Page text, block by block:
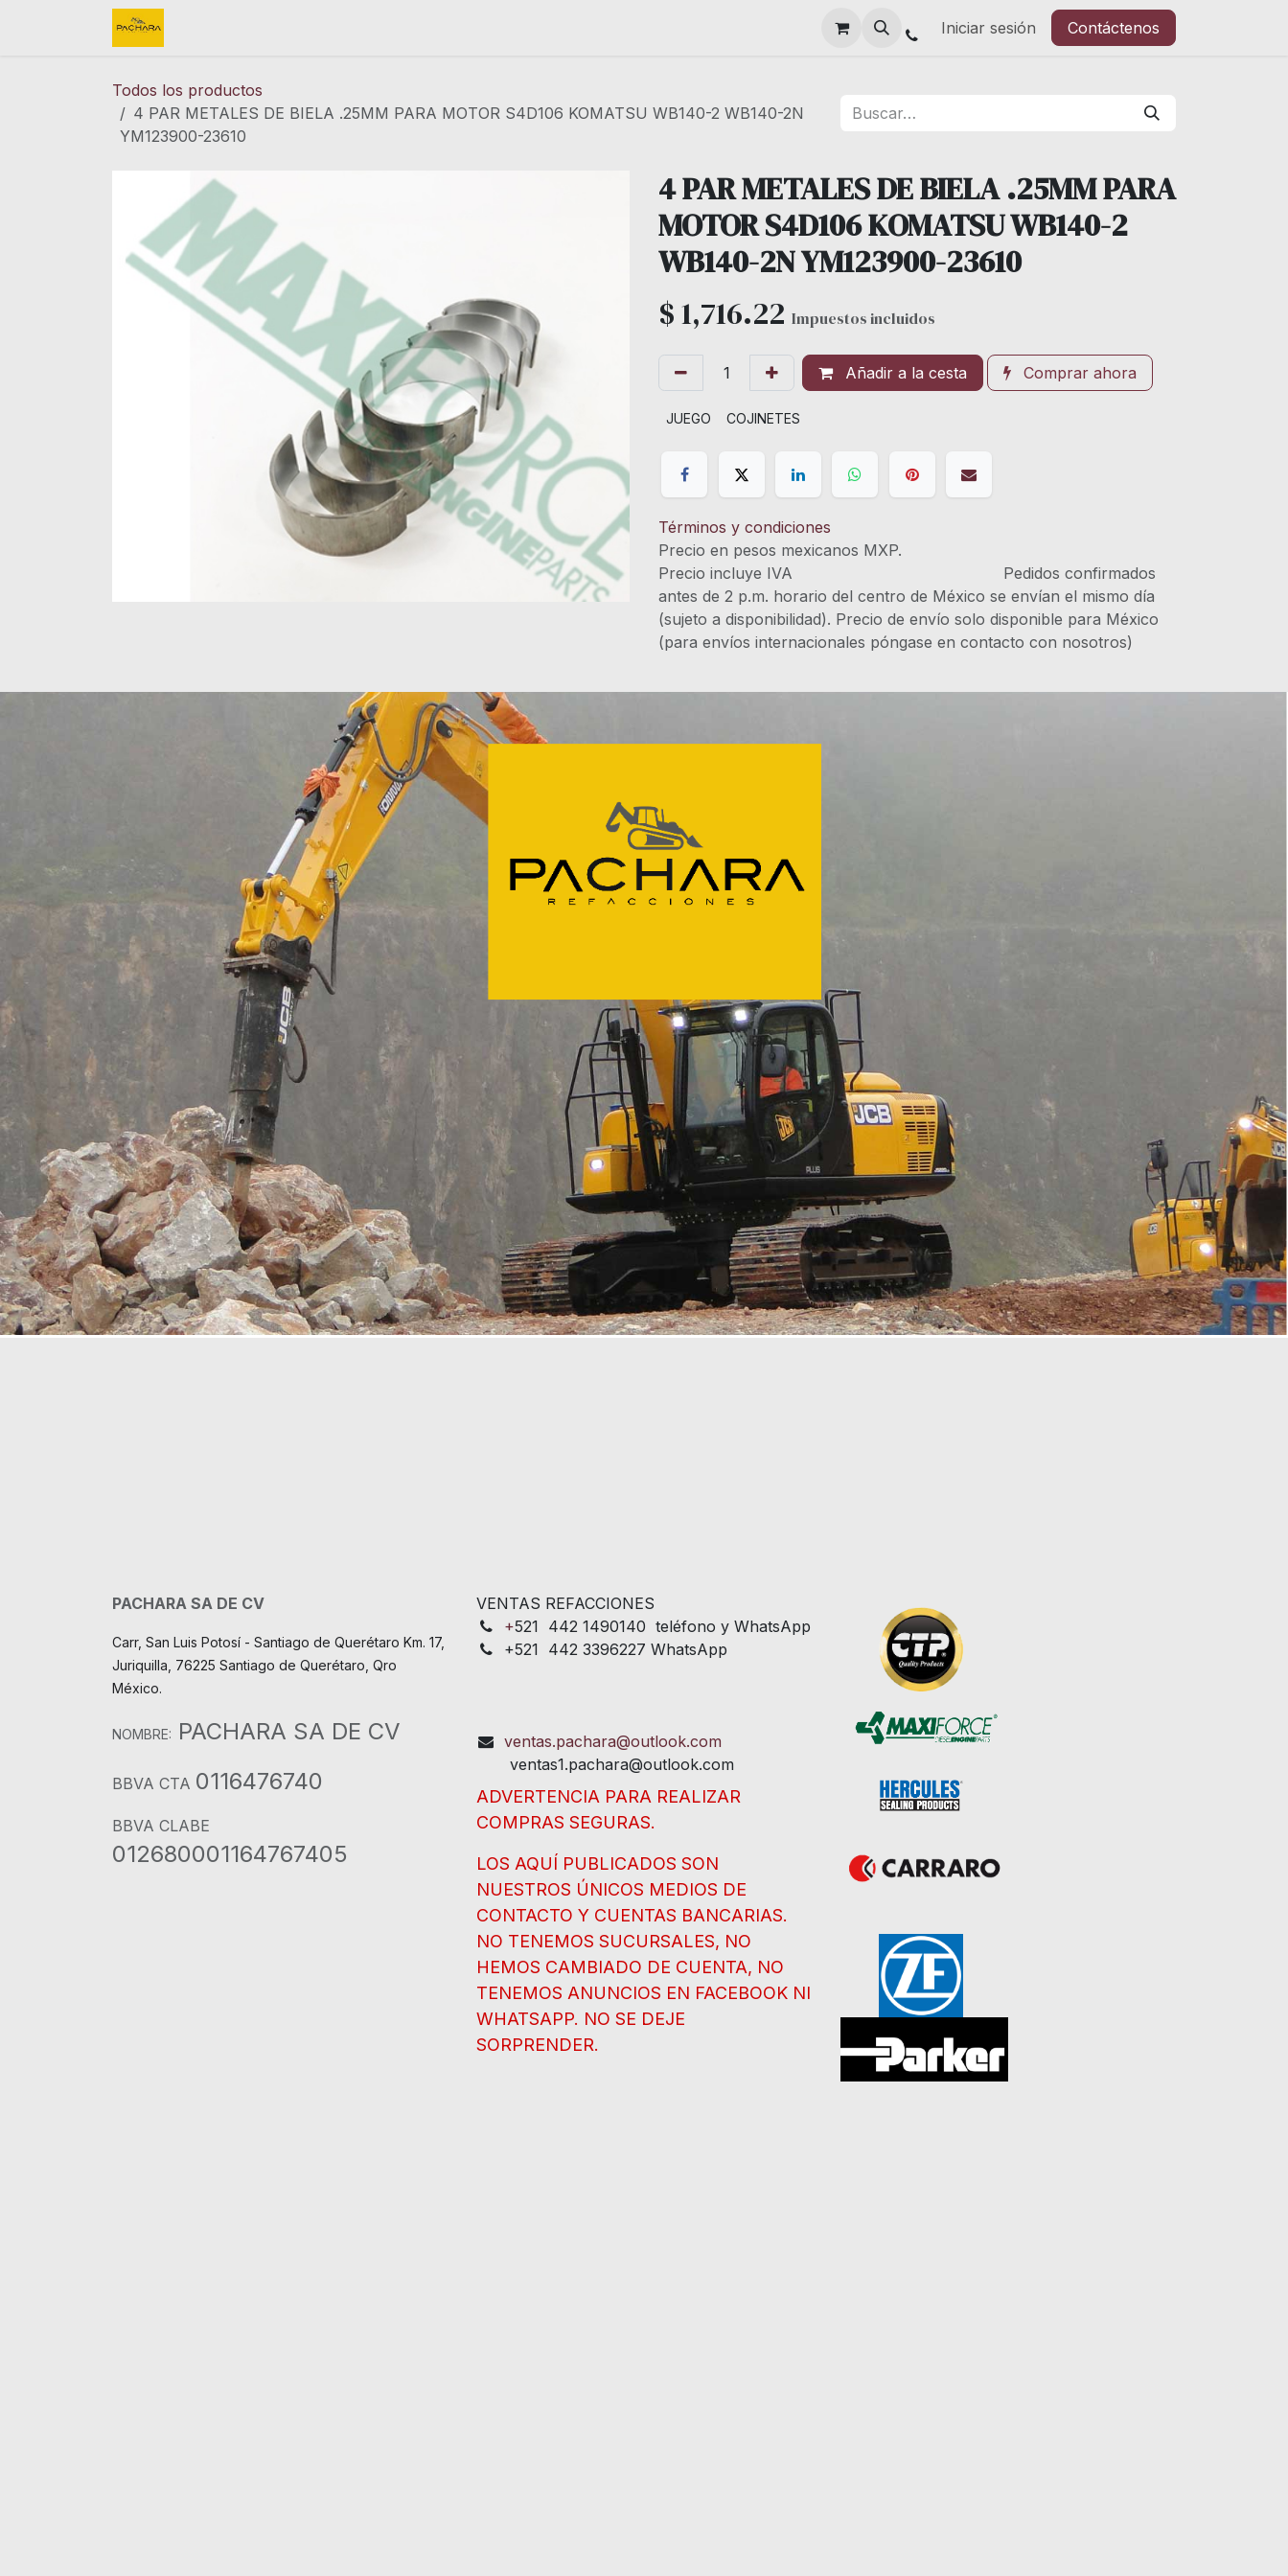
Iniciar sesión Contáctenos
Todos los productos
4 PAR METALES DE BIELA .25MM PARA MOTOR S4D106 KOMATSU WB140-2 WB140-2N
YM123900-23610
4 PAR METALES DE BIELA .25MM PARA
MOTOR S4D106 KOMATSU WB140-2
WB140-2N YM123900-23610
$1,716.22 Impuestos incluidos
Añadir a la cesta Comprar ahora
JUEGO COJINETES
Términos y condiciones
Precio en pesos mexicanos MXP.
Precio incluye IVA Pedidos confirmados
antes de 2 p.m. horario del centro de México se envían el mismo día
(sujeto a disponibilidad). Precio de envío solo disponible para México
(para envíos internacionales póngase en contacto con nosotros)
PACHARA SA DE CV
Carr, San Luis Potosí - Santiago de Querétaro Km. 17,
Juriquilla, 76225 Santiago de Querétaro, Qro
México.
NOMBRE: PACHARA SA DE CV
BBVA CTA 0116476740
BBVA CLABE
012680001164767405
VENTAS REFACCIONES
+521 442 1490140 teléfono y WhatsApp
+521 442 3396227 WhatsApp
ventas.pachara@outlook.com
ventas1.pachara@outlook.com
ADVERTENCIA PARA REALIZAR
COMPRAS SEGURAS.
LOS AQUÍ PUBLICADOS SON
NUESTROS ÚNICOS MEDIOS DE
CONTACTO Y CUENTAS BANCARIAS.
NO TENEMOS SUCURSALES, NO
HEMOS CAMBIADO DE CUENTA, NO
TENEMOS ANUNCIOS EN FACEBOOK NI
WHATSAPP. NO SE DEJE
SORPRENDER.